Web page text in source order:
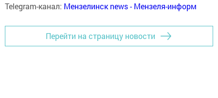
Telegram-канал: Мензелинск news - Мензеля-информ
Перейти на страницу новости